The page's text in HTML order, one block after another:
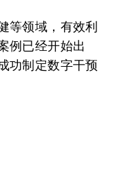
等领域，有效利
例已经开始出
功制定数字干预